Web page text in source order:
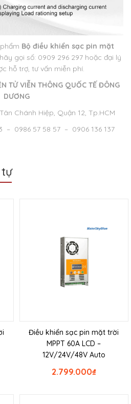
Bộ điều khiển sạc pin mặt
gọi số: 0909 296 297 hoặc đại lý
hỗ trợ, tư vấn miễn phí.
TỬ VIỄN THÔNG QUỐC TẾ ĐÔNG
DƯƠNG
Chánh Hiệp, Quận 12, Tp.HCM
– 0986 57 58 57 – 0906 136 137
Điều khiển sạc pin mặt trời
MPPT 60A LCD –
12V/24V/48V Auto
₫
2.799.000